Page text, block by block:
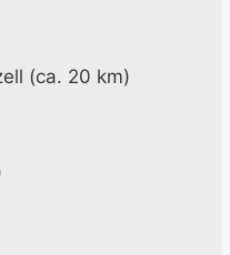
(ca. 20 km)